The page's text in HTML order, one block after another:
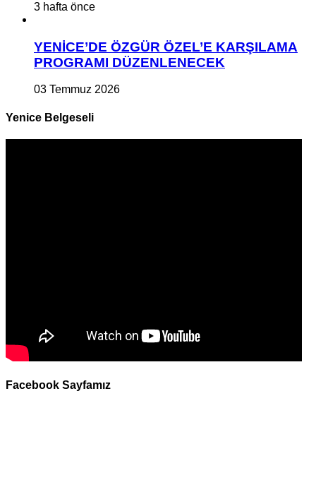
3 hafta önce
YENİCE’DE ÖZGÜR ÖZEL’E KARŞILAMA
PROGRAMI DÜZENLENECEK
03 Temmuz 2026
Yenice Belgeseli
Facebook Sayfamız